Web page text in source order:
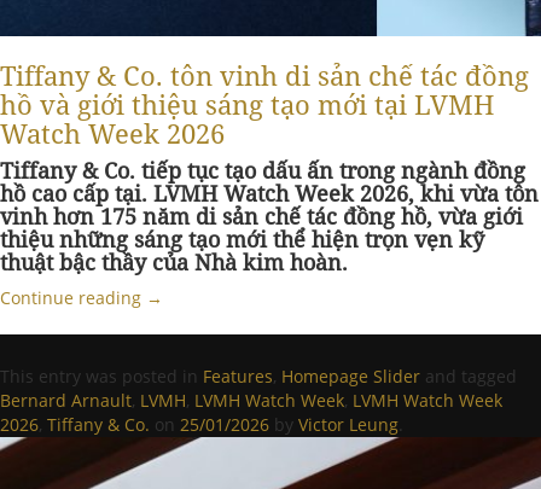
Tiffany & Co. tôn vinh di sản chế tác đồng
hồ và giới thiệu sáng tạo mới tại LVMH
Watch Week 2026
Tiffany & Co. tiếp tục tạo dấu ấn trong ngành đồng
hồ cao cấp tại. LVMH Watch Week 2026, khi vừa tôn
vinh hơn 175 năm di sản chế tác đồng hồ, vừa giới
thiệu những sáng tạo mới thể hiện trọn vẹn kỹ
thuật bậc thầy của Nhà kim hoàn.
Continue reading →
This entry was posted in Features, Homepage Slider and tagged
Bernard Arnault, LVMH, LVMH Watch Week, LVMH Watch Week
2026, Tiffany & Co. on 25/01/2026 by Victor Leung.